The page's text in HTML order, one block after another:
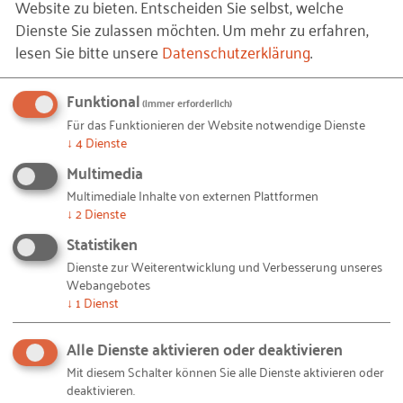
Die Zukunft liegt in der App
Die Azubis haben in den letzte Wochen ganze
Arbeit geleistet: Die Digiscouts® haben Mitarbeiter,
Kunden und Eigentümer vom Immobilien geschult
und Daten ins Programm eingepflegt. „Was uns jetzt
noch fehlt ist eine App, die das Online-Portal
abbildet, dann ist das Digiscouts® komplett
abgeschlossen und wir Azubis finden, dass sich das
Ergebnis wirklich sehen lassen kann“, erzählt
Veronika Sojka, angehende Kauffrau für
Versicherungen und Finanzen.
Website zu bieten. Entscheiden Sie selbst, welche
Dienste Sie zulassen möchten.Um mehr zu erfahren,
lesen Sie bitte unsereDatenschutzerklärung.
Funktional(immer erforderlich)
Für das Funktionieren der Website notwendige Dienste
↓ 4Dienste
Multimedia
Multimediale Inhalte von externen Plattformen
↓ 2Dienste
Statistiken
Dienste zur Weiterentwicklung und Verbesserung unseres
Webangebotes
↓ 1 Dienst
Alle Dienste aktivieren oder deaktivieren
Mit diesem Schalter können Sie alle Dienste aktivieren oder
deaktivieren.